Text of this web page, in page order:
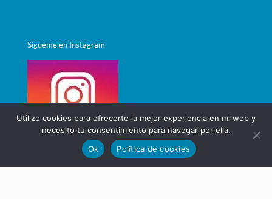
Sígueme en Instagram
Utilizo cookies para ofrecerte la mejor experiencia en mi web y
necesito tu consentimiento para navegar por ella.
Ok
Política de cookies